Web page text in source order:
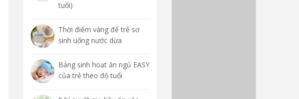
tuổi)
Thời điểm vàng để trẻ sơ
sinh uống nước dừa
Bảng sinh hoạt ăn ngủ EASY
của trẻ theo độ tuổi